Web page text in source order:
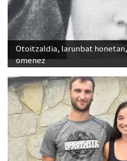
Otoitzaldia, larunbat
omenez